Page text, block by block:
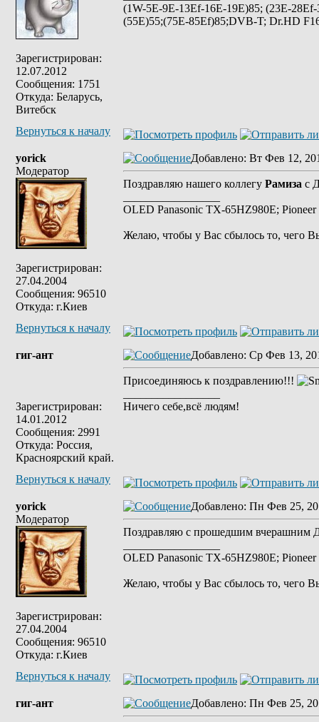
Зарегистрирован:
12.07.2012
Сообщения: 1751
Откуда: Беларусь,
Витебск
(1W-5E-9E-13Ef-16E-19E)85; (23E-
(55E)55;(75E-85Ef)85;DVB-T; Dr.HD
Вернуться к началу
yorick
Модератор
Зарегистрирован:
27.04.2004
Сообщения: 96510
Откуда: г.Киев
Добавлено: Вт Фев 12,
Поздравляю нашего коллегу Рамиза с
OLED Panasonic TX-65HZ980E;
Желаю, чтобы у Вас сбылось то, чего
Вернуться к началу
гиг-ант
Зарегистрирован:
14.01.2012
Сообщения: 2991
Откуда: Россия,
Красноярский край.
Добавлено: Ср Фев 13,
Присоединяюсь к поздравлению!!!
Ничего себе,всё людям!
Вернуться к началу
yorick
Модератор
Зарегистрирован:
27.04.2004
Сообщения: 96510
Откуда: г.Киев
Добавлено: Пн Фев 25,
Поздравляю с прошедшим вчерашним
OLED Panasonic TX-65HZ980E;
Желаю, чтобы у Вас сбылось то, чего
Вернуться к началу
гиг-ант Добавлено: Пн Фев 25,